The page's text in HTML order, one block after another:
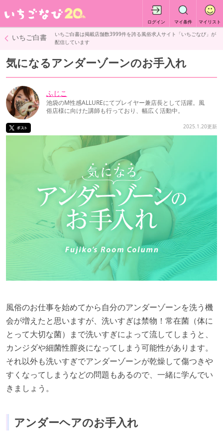
ログイン マイ条件 マイリスト
いちご白書 いちご白書は掲載店舗数3999件を誇る風俗求人サイト「いちごなび」が
配信しています
気になるアンダーゾーンのお手入れ
ふじこ
池袋のM性感ALLUREにてプレイヤー兼店長として活躍。風
俗店様に向けた講師も行っており、幅広く活動中。
2025.1.20更新
⾵俗のお仕事を始めてから⾃分のアンダーゾーンを洗う機
会が増えたと思いますが、洗いすぎは禁物！常在菌（体に
とって⼤切な菌）まで洗いすぎによって流してしまうと、
カンジダや細菌性膣炎になってしまう可能性があります。
それ以外も洗いすぎでアンダーゾーンが乾燥して傷つきや
すくなってしまうなどの問題もあるので、⼀緒に学んでい
きましょう。
アンダーヘアのお⼿⼊れ